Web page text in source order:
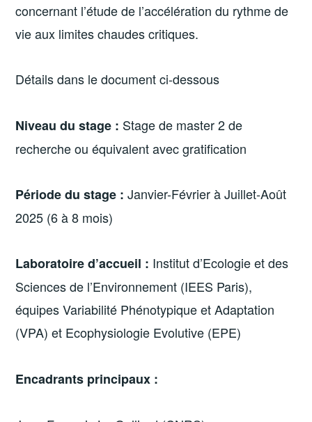
concernant l’étude de l’accélération du rythme de
vie aux limites chaudes critiques.
Détails dans le document ci-dessous
Niveau du stage : Stage de master 2 de
recherche ou équivalent avec gratification
Période du stage : Janvier-Février à Juillet-Août
2025 (6 à 8 mois)
Laboratoire d’accueil : Institut d’Ecologie et des
Sciences de l’Environnement (IEES Paris),
équipes Variabilité Phénotypique et Adaptation
(VPA) et Ecophysiologie Evolutive (EPE)
Encadrants principaux :